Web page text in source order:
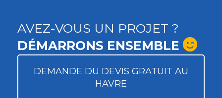
AVEZ-VOUS UN PROJET ?
DÉMARRONS ENSEMBLE
DEMANDE DU DEVIS GRATUIT AU
HAVRE